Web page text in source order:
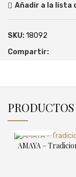
Añadir a la lista
SKU:18092
Compartir:
AMAYA –